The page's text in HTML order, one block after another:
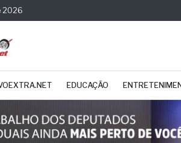
2026
EDUCAÇÃO